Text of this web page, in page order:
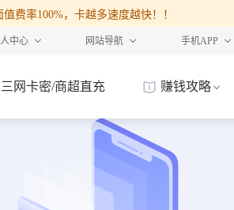
费率100%，卡越多速度越快！！
中心 网站导航 手机APP
三网卡密/商超直充 赚钱攻略